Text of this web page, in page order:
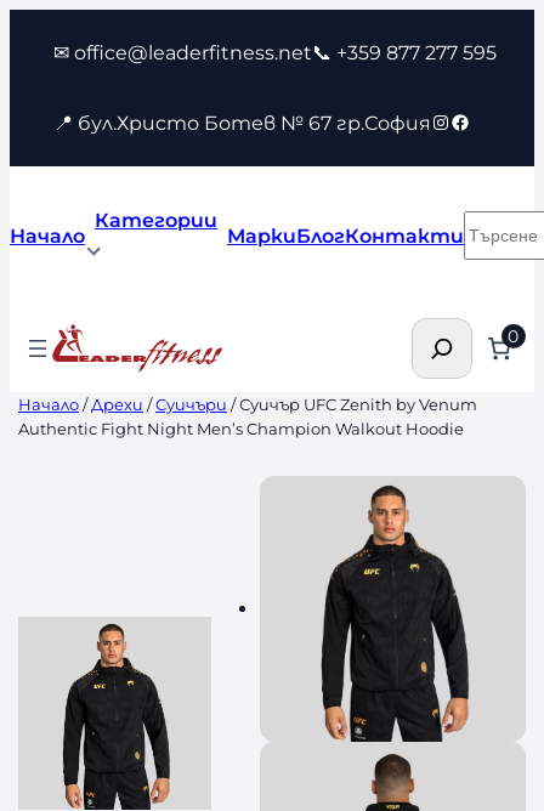
съдържанието
✉ office@leaderfitness.net📞 +359 877 277 595
📍 бул.Христо Ботев № 67 гр.София Instagram
Facebook
Начало
Категории
МаркиБлогКонтакти
Търсене 0
Начало/Дрехи /Суичъри / Суичър UFC Zenith by Venum
Authentic Fight Night Men’s Champion Walkout Hoodie